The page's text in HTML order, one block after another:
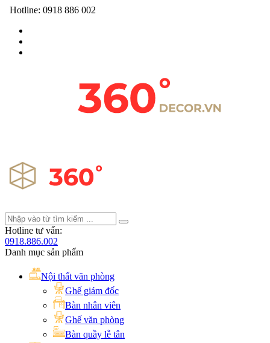
Hotline: 0918 886 002
Hotline tư vấn:
0918.886.002
Danh mục sản phẩm
Nội thất văn phòng
Ghế giám đốc
Bàn nhân viên
Ghế văn phòng
Bàn quầy lễ tân